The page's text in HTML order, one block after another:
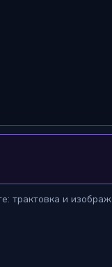
трактовка и